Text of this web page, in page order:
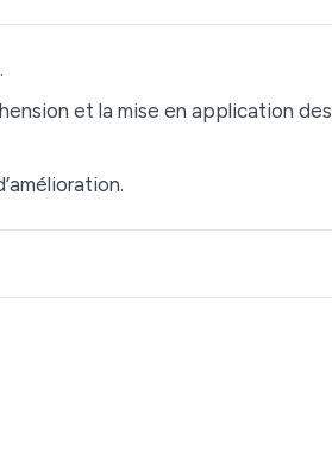
et la mise en application des